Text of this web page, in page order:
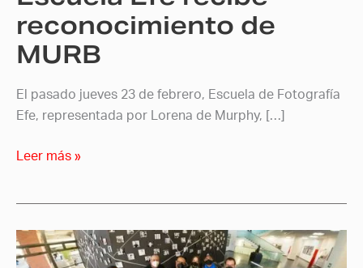
reconocimiento de
MURB
El pasado jueves 23 de febrero, Escuela de Fotografía
Efe, representada por Lorena de Murphy, […]
Leer más »
Escuela
Efe